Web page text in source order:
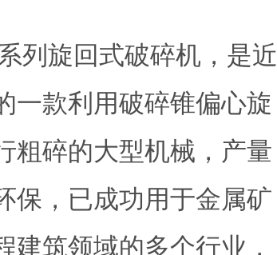
列旋回式破碎机，是近
一款利用破碎锥偏心旋
粗碎的大型机械‌，产量
保，已成功用于金属矿
建筑领域的多个行业，